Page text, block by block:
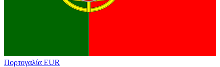
Πορτογαλία EUR